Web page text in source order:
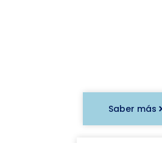
Saber más